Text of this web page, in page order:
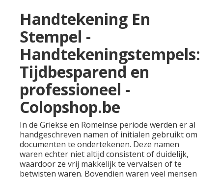
Handtekening En
Stempel -
Handtekeningstempels:
Tijdbesparend en
professioneel -
Colopshop.be
In de Griekse en Romeinse periode werden er al
handgeschreven namen of initialen gebruikt om
documenten te ondertekenen. Deze namen
waren echter niet altijd consistent of duidelijk,
waardoor ze vrij makkelijk te vervalsen of te
betwisten waren. Bovendien waren veel mensen